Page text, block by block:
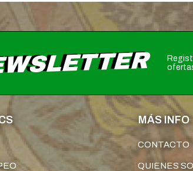
MÁS INFO
CONTACTO
QUIENES